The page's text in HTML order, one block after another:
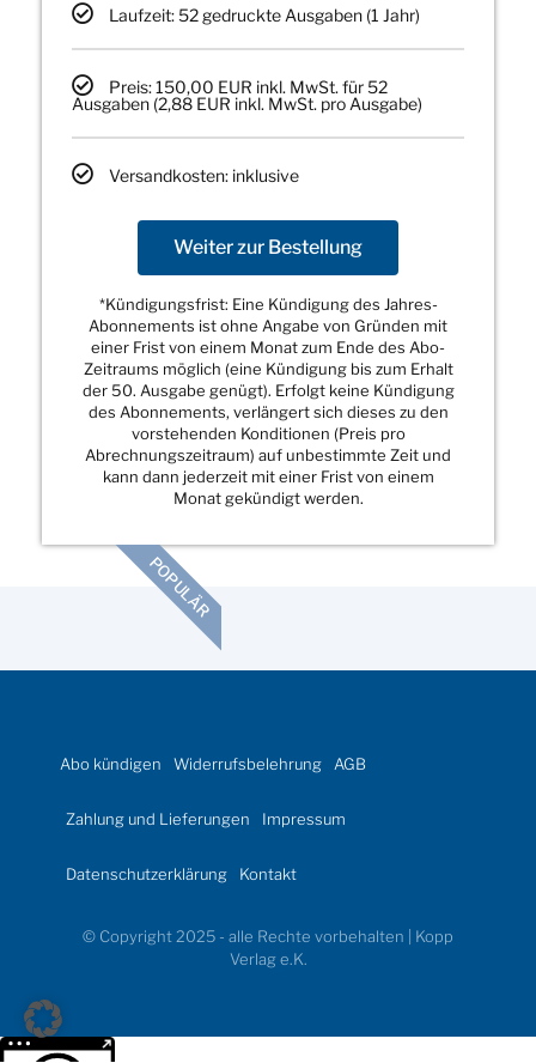
Laufzeit: 52 gedruckte Ausgaben (1 Jahr)
Preis: 150,00 EUR inkl. MwSt. für 52
Ausgaben (2,88 EUR inkl. MwSt. pro Ausgabe)
Versandkosten: inklusive
Weiter zur Bestellung
*Kündigungsfrist: Eine Kündigung des Jahres-
Abonnements ist ohne Angabe von Gründen mit
einer Frist von einem Monat zum Ende des Abo-
Zeitraums möglich (eine Kündigung bis zum Erhalt
der 50. Ausgabe genügt). Erfolgt keine Kündigung
des Abonnements, verlängert sich dieses zu den
vorstehenden Konditionen (Preis pro
Abrechnungszeitraum) auf unbestimmte Zeit und
kann dann jederzeit mit einer Frist von einem
Monat gekündigt werden.
POPULÄR
Abo kündigen Widerrufsbelehrung AGB
Zahlung und Lieferungen Impressum
Datenschutzerklärung Kontakt
© Copyright 2025 - alle Rechte vorbehalten | Kopp
Verlag e.K.
Weitere Informationen über den gesperrten Inhalt.